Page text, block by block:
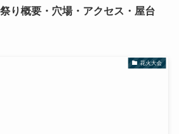
り概要・穴場・アクセス・屋台
花火大会